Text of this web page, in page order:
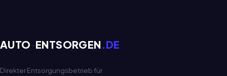
AUTO ·ENTSORGEN .DE
Direkter Entsorgungsbetrieb für